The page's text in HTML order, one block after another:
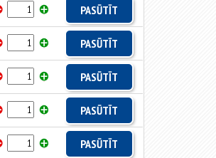
PASŪTĪT
PASŪTĪT
PASŪTĪT
PASŪTĪT
PASŪTĪT